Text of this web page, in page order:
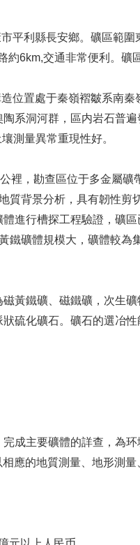
利縣長安鄉。礦區範圍
6km,交通非常便利。礦
置處于秦嶺褶皺系南秦
系洞河群，區内岩石普
測量異常重現性好。
，勘查區位于多金屬礦
背景分析，具有韌性剪
進行槽探工程驗證，礦
礦體規模大，礦體較為
鐵礦、磁鐵礦，次生礦
硫化礦石。礦石的選冶
主要礦體的詳查，為环
應的地質測量、地形測